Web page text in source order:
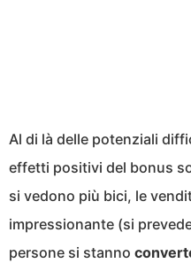
Al di là delle potenziali
effetti positivi del bonus
si vedono più bici, le
impressionante (si
persone si stanno